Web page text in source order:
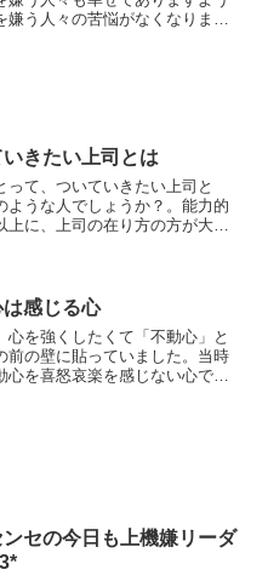
嫌う人々の苦悩がなくなります
きたい上司とは
って、ついていきたい上司と
ような人でしょうか？。能力的
上に、上司の在り方の方が大き
」ではないでしょう...
感じる心
心を強くしたくて「不動心」と
前の壁に貼っていました。当時
心を喜怒哀楽を感じない心であ
ンセの今日も上機嫌リーダ